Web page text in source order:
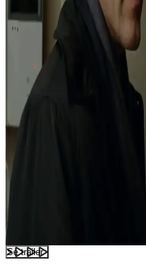
Se trailer